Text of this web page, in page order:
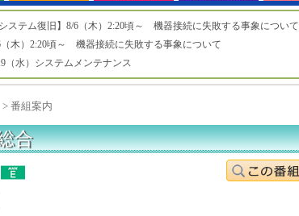
システム復旧】8/6（木）2:20頃～ 機器接続に失敗する事象について
（木）2:20頃～ 機器接続に失敗する事象について
（水）システムメンテナンス
> 番組案内
合